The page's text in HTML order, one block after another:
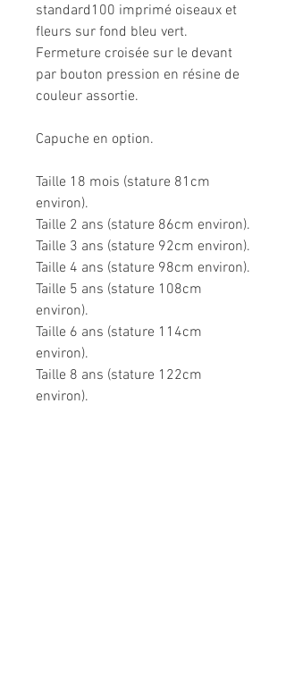
standard100 imprimé oiseaux et
fleurs sur fond bleu vert.
Fermeture croisée sur le devant
par bouton pression en résine de
couleur assortie.
Capuche en option.
Taille 18 mois (stature 81cm
environ).
Taille 2 ans (stature 86cm environ).
Taille 3 ans (stature 92cm environ).
Taille 4 ans (stature 98cm environ).
Taille 5 ans (stature 108cm
environ).
Taille 6 ans (stature 114cm
environ).
Taille 8 ans (stature 122cm
environ).